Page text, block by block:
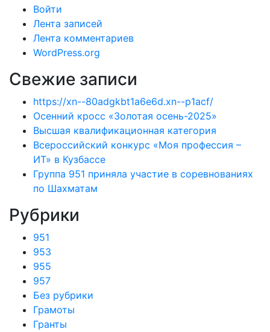
Войти
Лента записей
Лента комментариев
WordPress.org
Свежие записи
https://xn--80adgkbt1a6e6d.xn--p1acf/
Осенний кросс «Золотая осень-2025»
Высшая квалификационная категория
Всероссийский конкурс «Моя профессия –
ИТ» в Кузбассе
Группа 951 приняла участие в соревнованиях
по Шахматам
Рубрики
951
953
955
957
Без рубрики
Грамоты
Гранты